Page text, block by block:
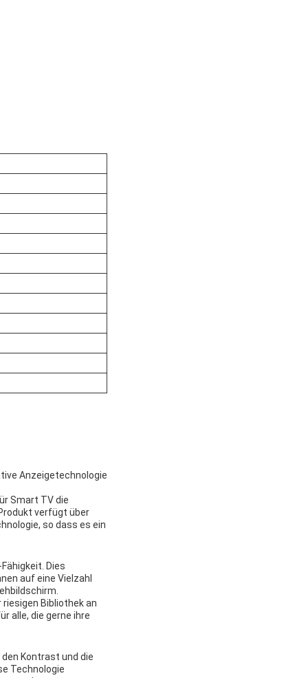
Anzeigetechnologie
Smart TV die
verfügt über
so dass es ein
Dies
auf eine Vielzahl
Bibliothek an
alle, die gerne ihre
Kontrast und die
Technologie